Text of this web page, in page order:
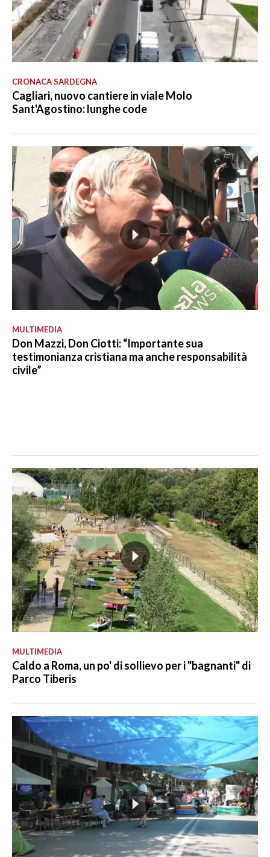
CRONACA SARDEGNA
Cagliari, nuovo cantiere in viale Molo
Sant'Agostino: lunghe code
MULTIMEDIA
Don Mazzi, Don Ciotti: “Importante sua
testimonianza cristiana ma anche responsabilità
civile”
MULTIMEDIA
Caldo a Roma, un po' di sollievo per i "bagnanti" di
Parco Tiberis